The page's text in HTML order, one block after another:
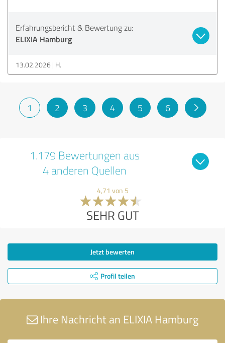
Erfahrungsbericht & Bewertung zu:
ELIXIA Hamburg
13.02.2026 H.
1 2 3 4 5 6
1.179 Bewertungen aus
4 anderen Quellen
4,71 von 5
SEHR GUT
Jetzt bewerten
Profil teilen
Ihre Nachricht an ELIXIA Hamburg